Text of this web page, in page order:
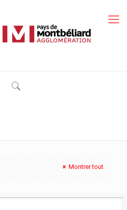
Montrer tout